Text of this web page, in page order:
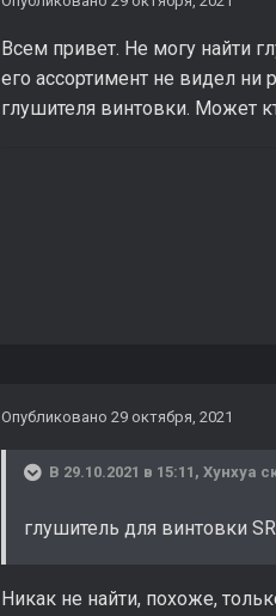
Всем привет. Не могу найти
его ассортимент не видел ни
глушителя винтовки. Может
Опубликовано 29 октября, 2021
В 29.10.2021 в 15:11, Хунхуа
глушитель для винтовки
Никак не найти, похоже,